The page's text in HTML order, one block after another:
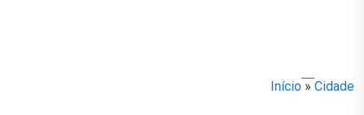
Início » Cidade